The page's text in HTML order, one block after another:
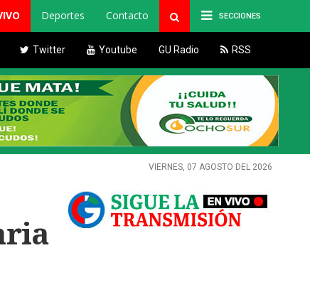
SECCIONES
Deportes Contacto
Twitter Youtube GU Radio RSS
VIERNES, 07 AGOSTO DEL 2026